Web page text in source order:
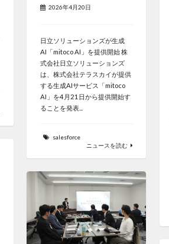
2026年4月20日
日立ソリューションズが生成
AI「mitoco AI」を提供開始 株
式会社日立ソリューションズ
は、株式会社テラスカイが提供
する生成AIサービス「mitoco
AI」を4月21日から提供開始す
ることを発表...
salesforce
ニュースを読む